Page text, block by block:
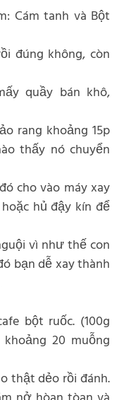
Cám tanh và Bột
đúng không, còn
quầy bán khô,
rang khoảng 15p
thấy nó chuyển
cho vào máy xay
hủ đậy kín để
vì như thế con
bạn dễ xay thành
bột ruốc. (100g
20 muỗng
thật dẻo rồi đánh.